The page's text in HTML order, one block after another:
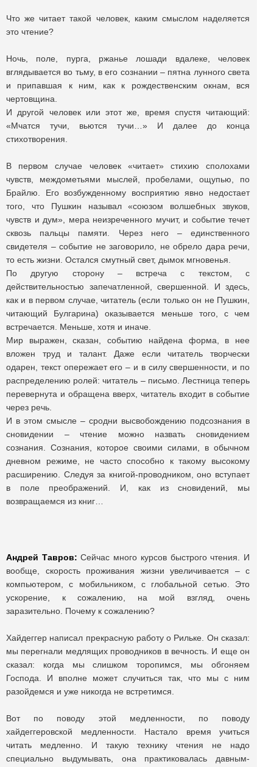
Что же читает такой человек, каким смыслом наделяется
это чтение?
Ночь, поле, пурга, ржанье лошади вдалеке, человек
вглядывается во тьму, в его сознании – пятна лунного света
и припавшая к ним, как к рождественским окнам, вся
чертовщина.
И другой человек или этот же, время спустя читающий:
«Мчатся тучи, вьются тучи…» И далее до конца
стихотворения.
В первом случае человек «читает» стихию сполохами
чувств, междометьями мыслей, пробелами, ощупью, по
Брайлю. Его возбужденному восприятию явно недостает
того, что Пушкин называл «союзом волшебных звуков,
чувств и дум», мера неизреченного мучит, и событие течет
сквозь пальцы памяти. Через него – единственного
свидетеля – событие не заговорило, не обрело дара речи,
то есть жизни. Остался смутный свет, дымок мгновенья.
По другую сторону – встреча с текстом, с
действительностью запечатленной, свершенной. И здесь,
как и в первом случае, читатель (если только он не Пушкин,
читающий Булгарина) оказывается меньше того, с чем
встречается. Меньше, хотя и иначе.
Мир выражен, сказан, событию найдена форма, в нее
вложен труд и талант. Даже если читатель творчески
одарен, текст опережает его – и в силу свершенности, и по
распределению ролей: читатель – письмо. Лестница теперь
перевернута и обращена вверх, читатель входит в событие
через речь.
И в этом смысле – сродни высвобождению подсознания в
сновидении – чтение можно назвать сновидением
сознания. Сознания, которое своими силами, в обычном
дневном режиме, не часто способно к такому высокому
расширению. Следуя за книгой-проводником, оно вступает
в поле преображений. И, как из сновидений, мы
возвращаемся из книг…
Андрей Тавров: Сейчас много курсов быстрого чтения. И
вообще, скорость проживания жизни увеличивается – с
компьютером, с мобильником, с глобальной сетью. Это
ускорение, к сожалению, на мой взгляд, очень
заразительно. Почему к сожалению?
Хайдеггер написал прекрасную работу о Рильке. Он сказал:
мы перегнали медлящих проводников в вечность. И еще он
сказал: когда мы слишком торопимся, мы обгоняем
Господа. И вполне может случиться так, что мы с ним
разойдемся и уже никогда не встретимся.
Вот по поводу этой медленности, по поводу
хайдеггеровской медленности. Настало время учиться
читать медленно. И такую технику чтения не надо
специально выдумывать, она практиковалась давным-